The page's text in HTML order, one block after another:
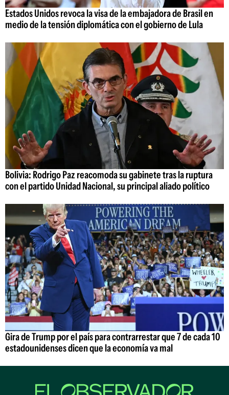
Estados Unidos revoca la visa de la embajadora de Brasil en
medio de la tensión diplomática con el gobierno de Lula
Bolivia: Rodrigo Paz reacomoda su gabinete tras la ruptura
con el partido Unidad Nacional, su principal aliado político
Gira de Trump por el país para contrarrestar que 7 de cada 10
estadounidenses dicen que la economía va mal